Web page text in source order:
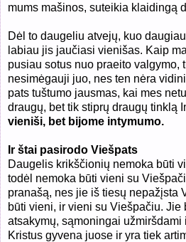
mums mašinos, suteikia klaidingą
Dėl to daugeliu atvejų, kuo
labiau jis jaučiasi vienišas. Kaip
pusiau sotus nuo praeito valgymo,
nesimėgauji juo, nes ten nėra
pats tuštumo jausmas, kai mes
draugų, bet tik stiprų draugų tinklą
vieniši, bet bijome intymumo.
Ir štai pasirodo Viešpats
Daugelis krikščionių nemoka būti
todėl nemoka būti vieni su
pranašą, nes jie iš tiesų nepažįsta
būti vieni, ir vieni su Viešpačiu. Jie
atsakymų, sąmoningai užmiršdami
Kristus gyvena juose ir yra tiek